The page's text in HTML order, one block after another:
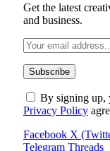
Get the latest
and business.
By signing up,
Privacy Policy
Facebook X
Telegram Threads